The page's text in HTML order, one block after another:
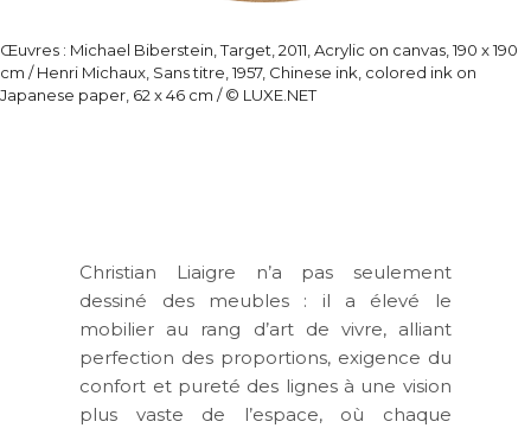
Œuvres : Michael Biberstein, Target, 2011, Acrylic on canvas, 190 x 190
cm / Henri Michaux, Sans titre, 1957, Chinese ink, colored ink on
Japanese paper, 62 x 46 cm / © LUXE.NET
Christian Liaigre n’a pas seulement
dessiné des meubles : il a élevé le
mobilier au rang d’art de vivre, alliant
perfection des proportions, exigence du
confort et pureté des lignes à une vision
plus vaste de l’espace, où chaque